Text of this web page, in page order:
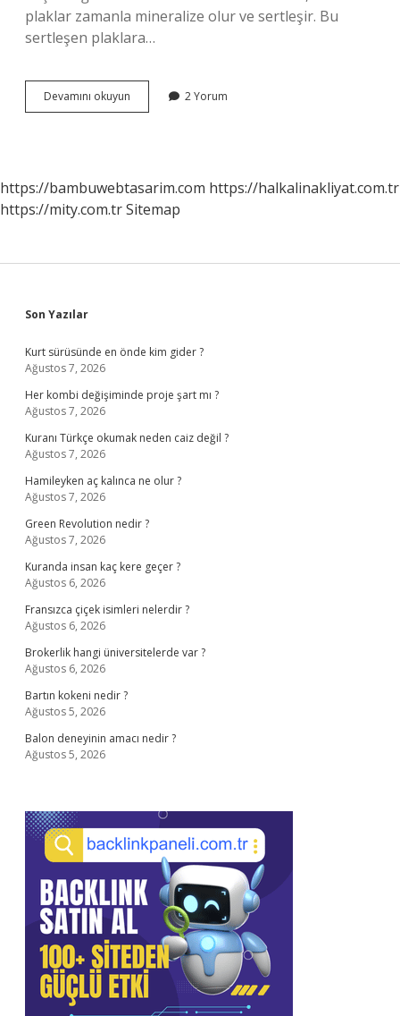
plaklar zamanla mineralize olur ve sertleşir. Bu
sertleşen plaklara…
Devamını okuyun
taşına
2 Yorum
https://bambuwebtasarim.com https://halkalinakliyat.com.tr
https://mity.com.trSitemap
Sidebar
Son Yazılar
Kurt sürüsünde en önde kim gider ?
Ağustos 7, 2026
Her kombi değişiminde proje şart mı ?
Ağustos 7, 2026
Kuranı Türkçe okumak neden caiz değil ?
Ağustos 7, 2026
Hamileyken aç kalınca ne olur ?
Ağustos 7, 2026
Green Revolution nedir ?
Ağustos 7, 2026
Kuranda insan kaç kere geçer ?
Ağustos 6, 2026
Fransızca çiçek isimleri nelerdir ?
Ağustos 6, 2026
Brokerlik hangi üniversitelerde var ?
Ağustos 6, 2026
Bartın kokeni nedir ?
Ağustos 5, 2026
Balon deneyinin amacı nedir ?
Ağustos 5, 2026